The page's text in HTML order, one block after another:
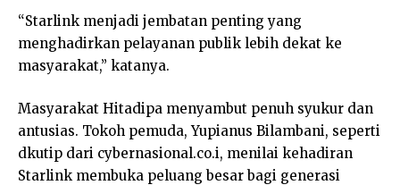
“Starlink menjadi jembatan penting yang
menghadirkan pelayanan publik lebih dekat ke
masyarakat,” katanya.
Masyarakat Hitadipa menyambut penuh syukur dan
antusias. Tokoh pemuda, Yupianus Bilambani, seperti
dkutip dari cybernasional.co.i, menilai kehadiran
Starlink membuka peluang besar bagi generasi